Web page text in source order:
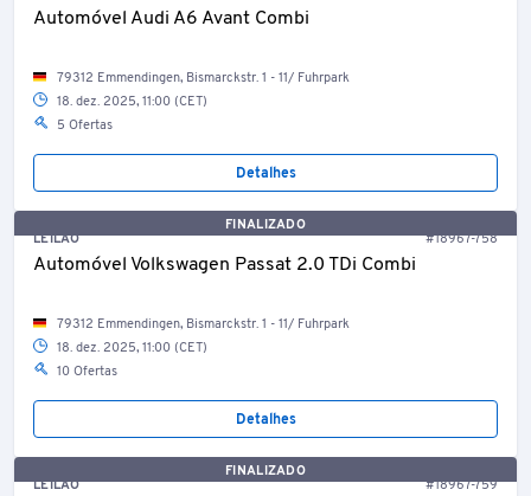
Automóvel Audi A6 Avant Combi
79312 Emmendingen, Bismarckstr. 1 - 11/ Fuhrpark
18. dez. 2025, 11:00 (CET)
5 Ofertas
Detalhes
FINALIZADO
LEILÃO
#18967-758
Automóvel Volkswagen Passat 2.0 TDi Combi
79312 Emmendingen, Bismarckstr. 1 - 11/ Fuhrpark
18. dez. 2025, 11:00 (CET)
10 Ofertas
Detalhes
FINALIZADO
LEILÃO
#18967-759